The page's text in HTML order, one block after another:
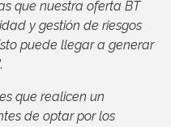
que nuestra oferta BT
y gestión de riesgos
puede llegar a generar
que realicen un
de optar por los